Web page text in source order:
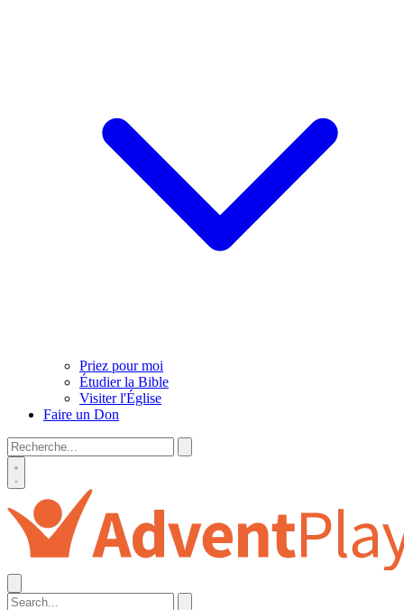
Priez pour moi
Étudier la Bible
Visiter l'Église
Faire un Don